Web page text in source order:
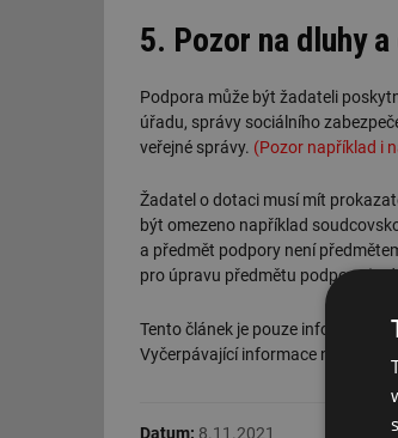
5. Pozor na dluhy
Podpora může být žadateli
úřadu, správy sociálního
veřejné správy. (Pozor například i
Žadatel o dotaci musí mít
být omezeno například
a předmět podpory není
pro úpravu předmětu podpory
Tento článek je pouze informativní
Vyčerpávající informace naleznete v
Datum: 8.11.2021